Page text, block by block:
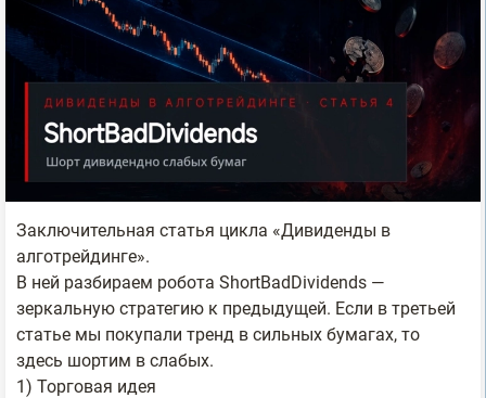
Заключительная статья цикла «Дивиденды в
алготрейдинге».
В ней разбираем робота ShortBadDividends —
зеркальную стратегию к предыдущей. Если в третьей
статье мы покупали тренд в сильных бумагах, то
здесь шортим в слабых.
1) Торговая идея